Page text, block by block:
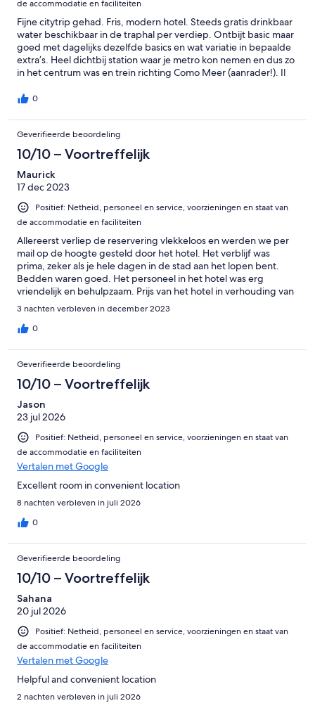
de accommodatie en faciliteiten
Fijne citytrip gehad. Fris, modern hotel. Steeds gratis drinkbaar
water beschikbaar in de traphal per verdiep. Ontbijt basic maar
goed met dagelijks dezelfde basics en wat variatie in bepaalde
extra’s. Heel dichtbij station waar je metro kon nemen en dus zo
in het centrum was en trein richting Como Meer (aanrader!). Il
aan te bevelen!
0
Geverifieerde beoordeling
10/10 – Voortreffelijk
Maurick
17 dec 2023
Positief: Netheid, personeel en service, voorzieningen en staat van
de accommodatie en faciliteiten
Allereerst verliep de reservering vlekkeloos en werden we per
mail op de hoogte gesteld door het hotel. Het verblijf was
prima, zeker als je hele dagen in de stad aan het lopen bent.
Bedden waren goed. Het personeel in het hotel was erg
vriendelijk en behulpzaam. Prijs van het hotel in verhouding van
de kwaliteit was echt 10/10! Wat mij betreft mogen ze er een
3 nachten verbleven in december 2023
0
Geverifieerde beoordeling
10/10 – Voortreffelijk
Jason
23 jul 2026
Positief: Netheid, personeel en service, voorzieningen en staat van
de accommodatie en faciliteiten
Vertalen met Google
Excellent room in convenient location
8 nachten verbleven in juli 2026
0
Geverifieerde beoordeling
10/10 – Voortreffelijk
Sahana
20 jul 2026
Positief: Netheid, personeel en service, voorzieningen en staat van
de accommodatie en faciliteiten
Vertalen met Google
Helpful and convenient location
2 nachten verbleven in juli 2026